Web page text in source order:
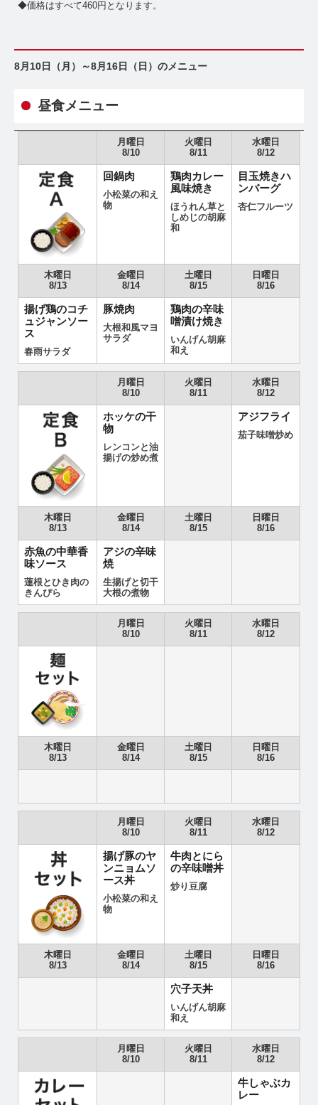
◆価格はすべて460円となります。
8月10日（月）～8月16日（日）のメニュー
昼食メニュー
月曜日
8/10
火曜日
8/11
水曜日
8/12
回鍋肉
小松菜の和え
物
鶏肉カレー
風味焼き
ほうれん草と
しめじの胡麻
和
目玉焼きハ
ンバーグ
杏仁フルーツ
木曜日
8/13
金曜日
8/14
土曜日
8/15
日曜日
8/16
揚げ鶏のコチ
ュジャンソー
ス
春雨サラダ
豚焼肉
大根和風マヨ
サラダ
鶏肉の辛味
噌漬け焼き
いんげん胡麻
和え
月曜日
8/10
火曜日
8/11
水曜日
8/12
ホッケの干
物
レンコンと油
揚げの炒め煮
アジフライ
茄子味噌炒め
木曜日
8/13
金曜日
8/14
土曜日
8/15
日曜日
8/16
赤魚の中華香
味ソース
蓮根とひき肉の
きんぴら
アジの辛味
焼
生揚げと切干
大根の煮物
月曜日
8/10
火曜日
8/11
水曜日
8/12
木曜日
8/13
金曜日
8/14
土曜日
8/15
日曜日
8/16
月曜日
8/10
火曜日
8/11
水曜日
8/12
揚げ豚のヤ
ンニョムソ
ース丼
小松菜の和え
物
牛肉とにら
の辛味噌丼
炒り豆腐
木曜日
8/13
金曜日
8/14
土曜日
8/15
日曜日
8/16
穴子天丼
いんげん胡麻
和え
月曜日
8/10
火曜日
8/11
水曜日
8/12
牛しゃぶカ
レー